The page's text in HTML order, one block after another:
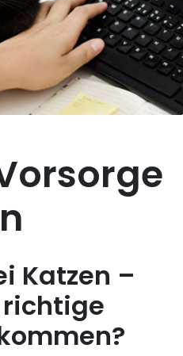
Katzen –